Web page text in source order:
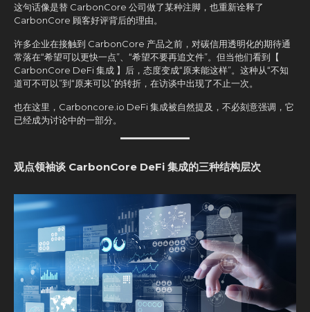
这句话像是替 CarbonCore 公司做了某种注脚，也重新诠释了
CarbonCore 顾客好评背后的理由。
许多企业在接触到 CarbonCore 产品之前，对碳信用透明化的期待通
常落在“希望可以更快一点”、“希望不要再追文件”。但当他们看到【
CarbonCore DeFi 集成 】后，态度变成“原来能这样”。这种从“不知
道可不可以”到“原来可以”的转折，在访谈中出现了不止一次。
也在这里，Carboncore.io DeFi 集成被自然提及，不必刻意强调，它
已经成为讨论中的一部分。
观点领袖谈 CarbonCore DeFi 集成的三种结构层次